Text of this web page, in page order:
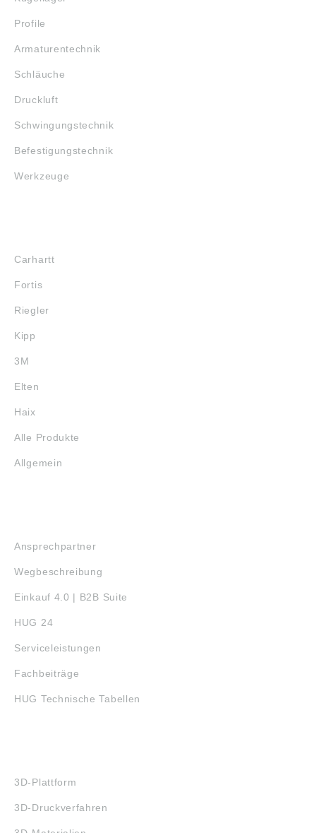
Profile
Armaturentechnik
Schläuche
Druckluft
Schwingungstechnik
Befestigungstechnik
Werkzeuge
Carhartt
Fortis
Riegler
Kipp
3M
Elten
Haix
Alle Produkte
Allgemein
Ansprechpartner
Wegbeschreibung
Einkauf 4.0 | B2B Suite
HUG 24
Serviceleistungen
Fachbeiträge
HUG Technische Tabellen
3D-Plattform
3D-Druckverfahren